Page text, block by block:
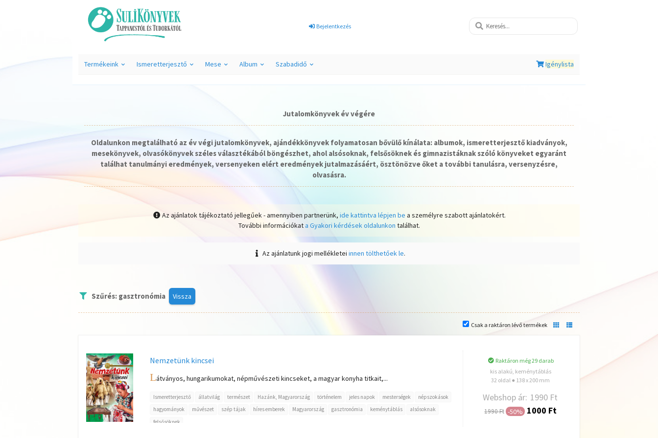
Bejelentkezés
Termékeink Ismeretterjesztő Mese Album Szabadidő Igénylista
Jutalomkönyvek év végére
Oldalunkon megtalálható az év végi jutalomkönyvek, ajándékkönyvek folyamatosan bővülő kínálata: albumok, ismeretterjesztő kiadványok,
mesekönyvek, olvasókönyvek széles választékából böngészhet, ahol alsósoknak, felsősöknek és gimnazistáknak szóló könyveket egyaránt
találhat tanulmányi eredmények, versenyeken elért eredmények jutalmazásáért, ösztönözve őket a további tanulásra, versenyzésre,
olvasásra.
Az ajánlatok tájékoztató jellegűek - amennyiben partnerünk,ide kattintva lépjen be a személyre szabott ajánlatokért.
További információkata Gyakori kérdések oldalunkon találhat.
Az ajánlatunk jogi mellékleteiinnen tölthetőek le.
Szűrés: gasztronómia Vissza
Csak a raktáron lévő termékek
Nemzetünk kincsei
Látványos, hungarikumokat, népművészeti kincseket, a magyar konyha titkait,...
Ismeretterjesztő állatvilág természet Hazánk, Magyarország történelem jeles napok mesterségek
népszokások
hagyományok
művészet szép tájak híres emberek Magyarország gasztronómia keménytáblás
alsósoknak
felsősöknek
Raktáron még 29 darab
kis alakú, keménytáblás
32 oldal ● 138 x 200 mm
Webshop ár: 1990 Ft
1990 Ft -50% 1000 Ft